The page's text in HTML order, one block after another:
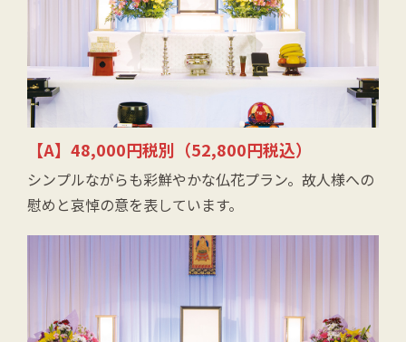
【A】48,000円税別（52,800円税込）
シンプルながらも彩鮮やかな仏花プラン。故人様への
慰めと哀悼の意を表しています。